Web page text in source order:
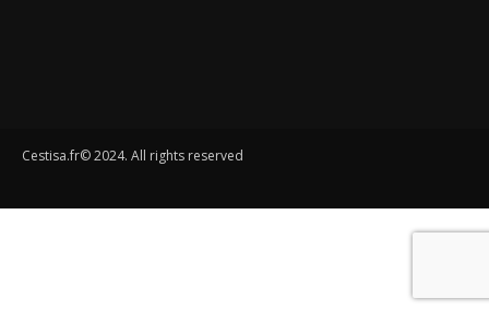
Cestisa.fr© 2024. All rights reserved